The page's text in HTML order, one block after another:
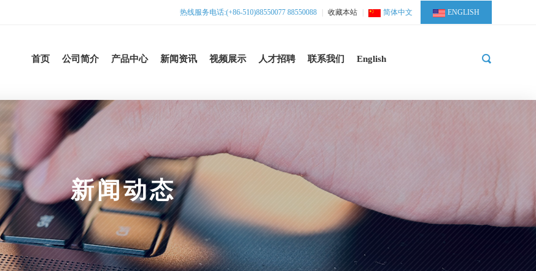
热线服务电话:(+86-510)88550077 88550088 收藏本站 简体中文 ENGLISH
首页 公司简介 产品中心 新闻资讯 视频展示 人才招聘 联系我们 English
新闻动态